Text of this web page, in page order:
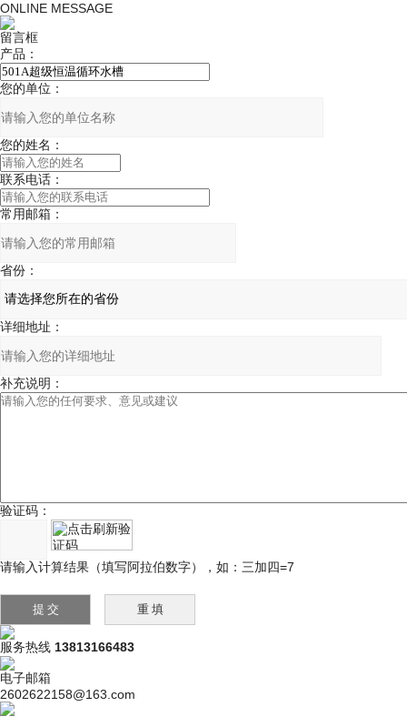
ONLINE MESSAGE
留言框
产品：
您的单位：
您的姓名：
联系电话：
常用邮箱：
省份：
详细地址：
补充说明：
验证码：
请输入计算结果（填写阿拉伯数字），如：三加四=7
服务热线 13813166483
电子邮箱
2602622158@163.com